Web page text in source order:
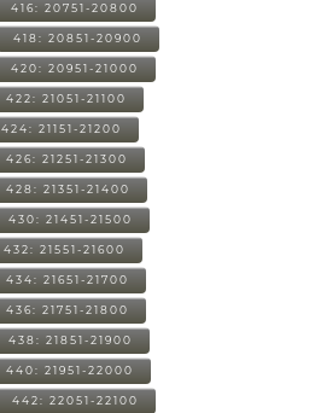
416: 20751-20800
418: 20851-20900
420: 20951-21000
422: 21051-21100
424: 21151-21200
426: 21251-21300
428: 21351-21400
430: 21451-21500
432: 21551-21600
434: 21651-21700
436: 21751-21800
438: 21851-21900
440: 21951-22000
442: 22051-22100